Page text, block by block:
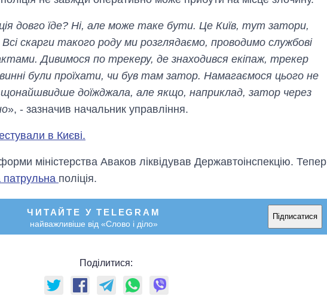
довго їде? Ні, але може таке бути. Це Київ, тут затори,
Всі скарги такого роду ми розглядаємо, проводимо службові
Дивимося по трекеру, де знаходився екіпаж, трекер
були проїхати, чи був там затор. Намагаємося цього не
щонайшвидше доїжджала, але якщо, наприклад, затор через
», - зазначив начальник управління.
в Києві.
міністерства Аваков ліквідував Державтоінспекцію. Тепер
поліція.
ЧИТАЙТЕ У TELEGRAM
найважливіше від «Слово і діло»
Підписатися
Поділитися: